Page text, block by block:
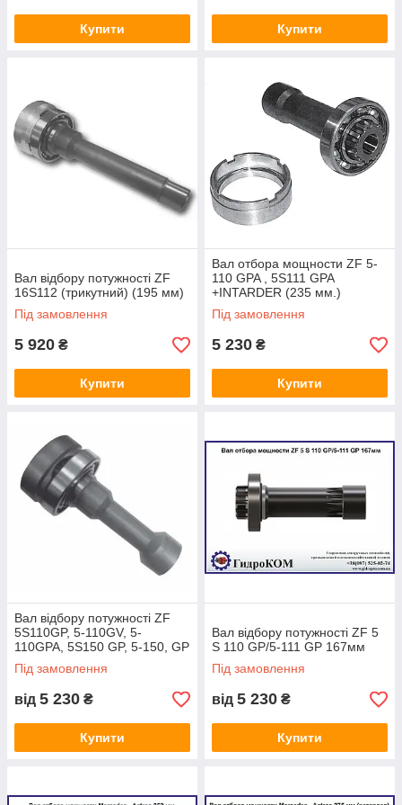
Купити Купити
Вал відбору потужності ZF
16S112 (трикутний) (195 мм)
Під замовлення
5 920 ₴
Купити
Вал отбора мощности ZF 5-
110 GPA , 5S111 GPA
+INTARDER (235 мм.)
Під замовлення
5 230 ₴
Купити
Вал відбору потужності ZF
5S110GP, 5-110GV, 5-
110GPA, 5S150 GP, 5-150, GP
5-111GP, 5S111GV, 4-150GP
(167 мм)
Під замовлення
від 5 230 ₴
Купити
Вал відбору потужності ZF 5
S 110 GP/5-111 GP 167мм
Під замовлення
від 5 230 ₴
Купити